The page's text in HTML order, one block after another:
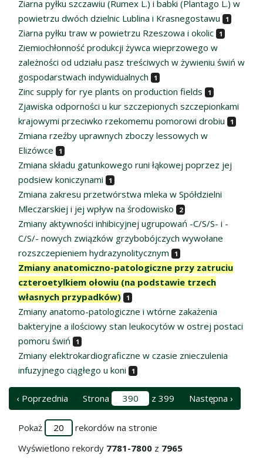
Ziarna pyłku szczawiu (Rumex L.) i babki (Plantago L.) w
powietrzu dwóch dzielnic Lublina i Krasnegostawu
1
Ziarna pyłku traw w powietrzu Rzeszowa i okolic 1
Ziemiochłonność produkcji żywca wieprzowego w
zależności od udziału pasz treściwych w żywieniu świń w
gospodarstwach indywidualnych
1
Zinc supply for rye plants on production fields 1
Zjawiska odporności u kur szczepionych szczepionkami
krajowymi przeciwko rzekomemu pomorowi drobiu
1
Zmiana rzeźby uprawnych zboczy lessowych w
Elizówce
1
Zmiana składu gatunkowego runi łąkowej poprzez jej
podsiew koniczynami
1
Zmiana zakresu przetwórstwa mleka w Spółdzielni
Mleczarskiej i jej wpływ na środowisko
2
Zmiany aktywności inhibicyjnej ugrupowań -C/S/S- i -
C/S/- nowych związków grzybobójczych wywołane
rozszczepieniem hydrazynolitycznym
1
Zmiany anatomiczno-patologiczne przy zatruciu
czteroetylkiem ołowiu (na podstawie trzech
własnych przypadków)
1
Zmiany anatomo-patologiczne i wtórne zakażenia
bakteryjne a ilościowy stan leukocytów w ostrej postaci
pomoru świń
1
Zmiany elektrokardiograficzne w czasie znieczulenia
infuzyjnego ciągłego u koni
1
‹ Poprzednia Strona z 399 Następna ›
Pokaż
rekordów na stronie
Wyświetlono rekordy 7781-7800 z 7965